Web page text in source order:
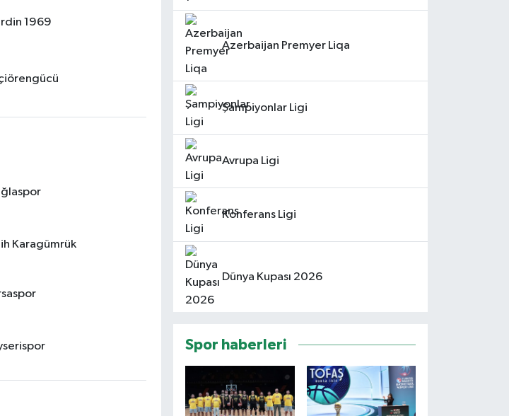
1969
Karagümrük
Azerbaijan Premyer Liqa
Şampiyonlar Ligi
Avrupa Ligi
Konferans Ligi
Dünya Kupası 2026
Spor haberleri